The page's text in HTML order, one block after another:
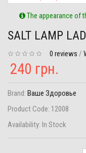
The appearance of
SALT LAMP
0 reviews /
240 грн.
Brand: Ваше Здоровье
Product Code: 12008
Availability: In Stock